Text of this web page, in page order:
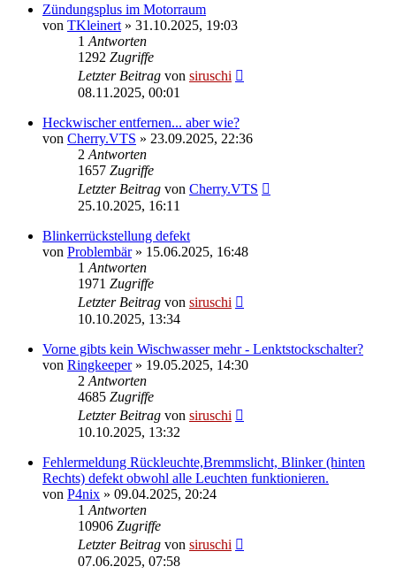
Zündungsplus im Motorraum
von TKleinert » 31.10.2025, 19:03
1 Antworten
1292 Zugriffe
Letzter Beitrag von siruschi
08.11.2025, 00:01
Heckwischer entfernen... aber wie?
von Cherry.VTS » 23.09.2025, 22:36
2 Antworten
1657 Zugriffe
Letzter Beitrag von Cherry.VTS
25.10.2025, 16:11
Blinkerrückstellung defekt
von Problembär» 15.06.2025, 16:48
1 Antworten
1971 Zugriffe
Letzter Beitrag von siruschi
10.10.2025, 13:34
Vorne gibts kein Wischwasser mehr - Lenktstockschalter?
von Ringkeeper» 19.05.2025, 14:30
2 Antworten
4685 Zugriffe
Letzter Beitrag von siruschi
10.10.2025, 13:32
Fehlermeldung Rückleuchte,Bremmslicht, Blinker (hinten
Rechts) defekt obwohl alle Leuchten funktionieren.
von P4nix » 09.04.2025, 20:24
1 Antworten
10906 Zugriffe
Letzter Beitrag von siruschi
07.06.2025, 07:58